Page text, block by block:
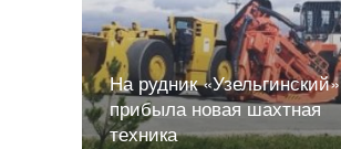
На рудник «Узельгинский»
прибыла новая шахтная
техника